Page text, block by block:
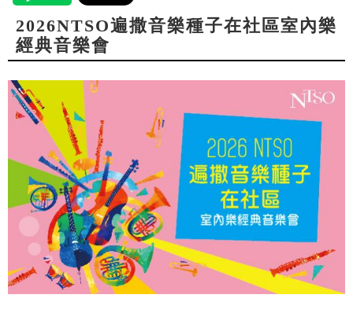
2026NTSO遍撒音樂種子在社區室內樂
經典音樂會